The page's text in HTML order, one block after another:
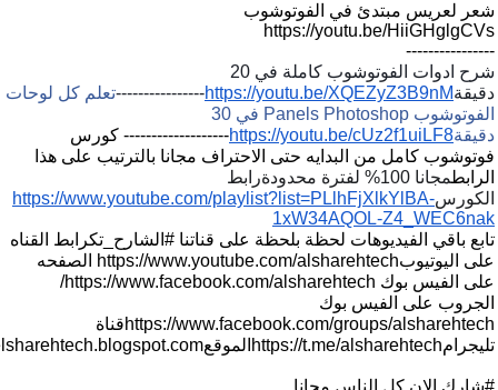
شعر لعريس مبتدئ في الفوتوشوب
https://youtu.be/HiiGHglgCVs
----------------
شرح ادوات الفوتوشوب كاملة في 20
دقيقةhttps://youtu.be/XQEZyZ3B9nM
----------------تعلم كل لوحات
الفوتوشوب Panels Photoshop في 30
دقيقةhttps://youtu.be/cUz2f1uiLF8
------------------- كورس
فوتوشوب كامل من البدايه حتى الاحتراف مجانا بالترتيب على هذا
الرابطمجانا 100% لفترة محدودة
رابط
الكورسhttps://www.youtube.com/playlist?list=PLlhFjXlkYlBA-
1xW34AQOL-Z4_WEC6nak
تابع باقي الفيديوهات لحظة بلحظة على قناتنا #الشارح_تكرابط القناه
على اليوتيوبhttps://www.youtube.com/alsharehtech
الصفحه
على الفيس بوك https://www.facebook.com/alsharehtech/
الجروب على الفيس بوك
https://www.facebook.com/groups/alsharehtechقناة
تليجرامhttps://t.me/alsharehtech الموقع